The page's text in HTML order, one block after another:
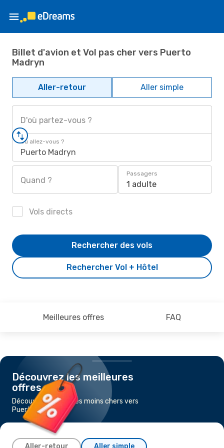
Billet d'avion et Vol pas cher vers Puerto
Madryn
Aller-retour Aller simple
D'où partez-vous ?
Où allez-vous ?
Puerto Madryn
Quand ?
Passagers
1 adulte
Vols directs
Rechercher Vol + Hôtel
Rechercher des vols
Meilleures offres FAQ
Découvrez les meilleures
offres
Découvrez les vols les moins chers vers
Puerto Madryn
Aller-retour Aller simple